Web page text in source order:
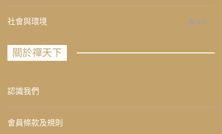
社會與環境 235
關於禪天下
認識我們
會員條款及規則